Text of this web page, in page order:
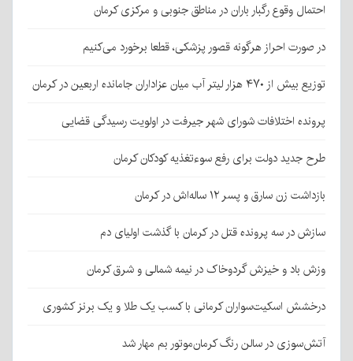
احتمال وقوع رگبار باران در مناطق جنوبی و مرکزی کرمان
در صورت احراز هرگونه قصور پزشکی، قطعا برخورد می‌کنیم
توزیع بیش از ۴۷۰ هزار لیتر آب میان عزاداران جامانده اربعین در کرمان
پرونده اختلافات شورای شهر جیرفت در اولویت رسیدگی قضایی
طرح جدید دولت برای رفع سوءتغذیه کودکان کرمان
بازداشت زن سارق و پسر ۱۲ ساله‌اش در کرمان
سازش در سه پرونده قتل در کرمان با گذشت اولیای دم
وزش باد و خیزش گردوخاک در نیمه شمالی و شرق کرمان
درخشش اسکیت‌سواران کرمانی با کسب یک طلا و یک برنز کشوری
آتش‌سوزی در سالن رنگ کرمان‌موتور بم مهار شد